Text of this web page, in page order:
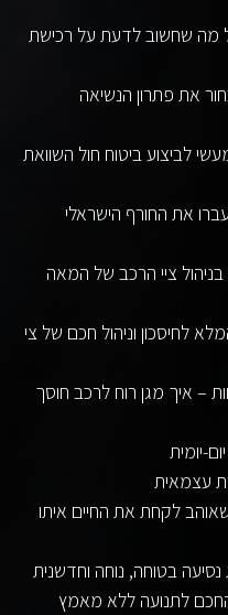
מה שחשוב לדעת על רכישת
את פתרון הנשיאה
לביצוע ביטוח חול השוואת
את החורף הישראלי
ציי הרכב של המאה
לחיסכון וניהול חכם של צי
– איך מגן רוח לרכב חוסך
יומית
עצמאית
לקחת את החיים איתו
החכם לתנועה ללא מאמץ